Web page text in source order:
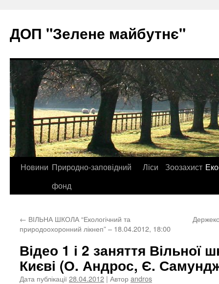
ДОП "Зелене майбутнє"
Перейти
Новини Природно-заповідний
фонд
Ліси Зоозахист
← ВІЛЬНА ШКОЛА “Екологічний та
природоохоронний лікнеп” – 18.04.2012, 18:00
Відео 1 і 2 заняття Вільної
Києві (О. Андрос, Є.
Дата публікації28.04.2012 | Авторandros